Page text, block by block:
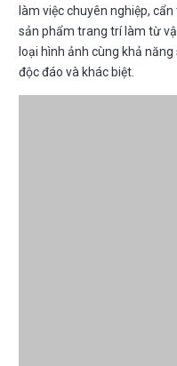
làm việc chuyên nghiệp,
sản phẩm trang trí làm từ
loại hình ảnh cùng khả
độc đáo và khác biệt.